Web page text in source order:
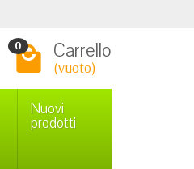
0 Carrello
(vuoto)
Nuovi
prodotti